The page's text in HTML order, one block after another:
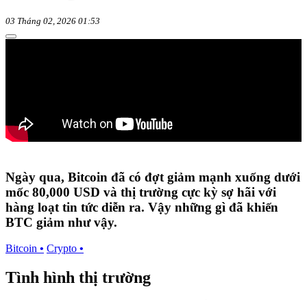
03 Tháng 02, 2026 01:53
Ngày qua, Bitcoin đã có đợt giảm mạnh xuống dưới
mốc 80,000 USD và thị trường cực kỳ sợ hãi với
hàng loạt tin tức diễn ra. Vậy những gì đã khiến
BTC giảm như vậy.
Bitcoin • Crypto •
Tình hình thị trường